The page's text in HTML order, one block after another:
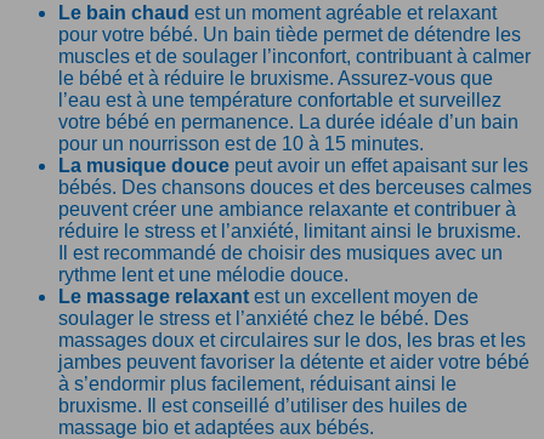
Le bain chaud est un moment agréable et relaxant
pour votre bébé. Un bain tiède permet de détendre les
muscles et de soulager l’inconfort, contribuant à calmer
le bébé et à réduire le bruxisme. Assurez-vous que
l’eau est à une température confortable et surveillez
votre bébé en permanence. La durée idéale d’un bain
pour un nourrisson est de 10 à 15 minutes.
La musique douce peut avoir un effet apaisant sur les
bébés. Des chansons douces et des berceuses calmes
peuvent créer une ambiance relaxante et contribuer à
réduire le stress et l’anxiété, limitant ainsi le bruxisme.
Il est recommandé de choisir des musiques avec un
rythme lent et une mélodie douce.
Le massage relaxant est un excellent moyen de
soulager le stress et l’anxiété chez le bébé. Des
massages doux et circulaires sur le dos, les bras et les
jambes peuvent favoriser la détente et aider votre bébé
à s’endormir plus facilement, réduisant ainsi le
bruxisme. Il est conseillé d’utiliser des huiles de
massage bio et adaptées aux bébés.